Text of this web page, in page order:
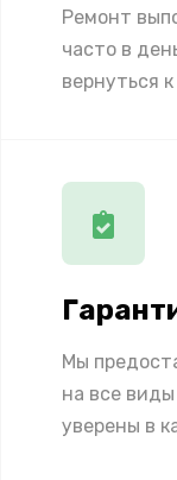
Ремонт
часто в
вернуться
Мы
на все
уверены в